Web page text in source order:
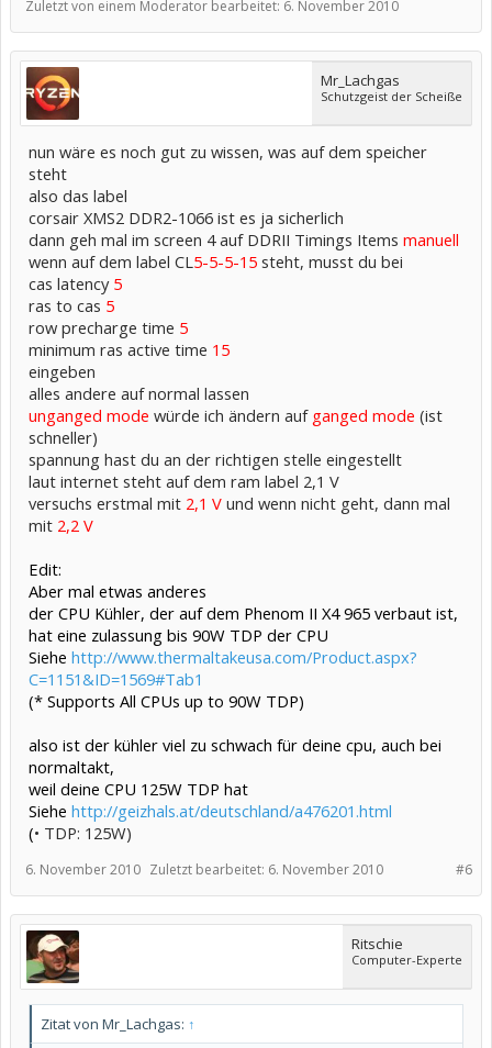
Zuletzt von einem Moderator bearbeitet: 6. November 2010
Mr_Lachgas
Schutzgeist der Scheiße
nun wäre es noch gut zu wissen, was auf dem speicher
steht
also das label
corsair XMS2 DDR2-1066 ist es ja sicherlich
dann geh mal im screen 4 auf DDRII Timings Items manuell
wenn auf dem label CL5-5-5-15 steht, musst du bei
cas latency 5
ras to cas 5
row precharge time 5
minimum ras active time 15
eingeben
alles andere auf normal lassen
unganged mode würde ich ändern auf ganged mode (ist
schneller)
spannung hast du an der richtigen stelle eingestellt
laut internet steht auf dem ram label 2,1 V
versuchs erstmal mit 2,1 V und wenn nicht geht, dann mal
mit 2,2 V
Edit:
Aber mal etwas anderes
der CPU Kühler, der auf dem Phenom II X4 965 verbaut ist,
hat eine zulassung bis 90W TDP der CPU
Siehe http://www.thermaltakeusa.com/Product.aspx?
C=1151&ID=1569#Tab1
(* Supports All CPUs up to 90W TDP)
also ist der kühler viel zu schwach für deine cpu, auch bei
normaltakt,
weil deine CPU 125W TDP hat
Siehe http://geizhals.at/deutschland/a476201.html
(• TDP: 125W)
#6
6. November 2010 Zuletzt bearbeitet: 6. November 2010
Ritschie
Computer-Experte
Zitat von Mr_Lachgas: ↑